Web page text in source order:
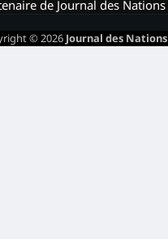
de Journal des Nations
© 2026 Journal des Nations